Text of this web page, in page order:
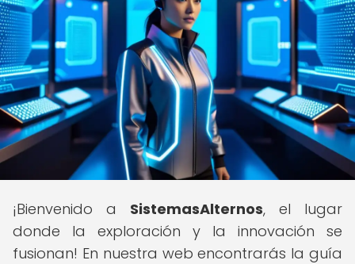
¡Bienvenido a SistemasAlternos, el lugar
donde la exploración y la innovación se
fusionan! En nuestra web encontrarás la guía